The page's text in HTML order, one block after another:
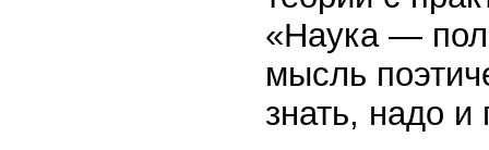
«Наука —
мысль
знать, надо и